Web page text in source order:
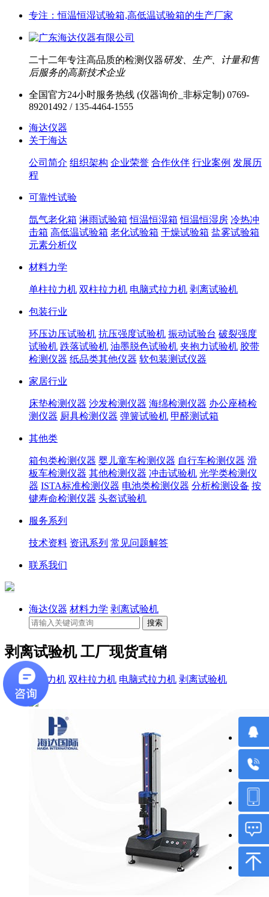
专注：恒温恒湿试验箱,高低温试验箱的生产厂家
二十二年专注高品质的检测仪器研发、生产、计量和售
后服务的高新技术企业
全国官方24小时服务热线 (仪器询价_非标定制) 0769-
89201492 / 135-4464-1555
海达仪器
关于海达
公司简介 组织架构 企业荣誉 合作伙伴 行业案例 发展历
程
可靠性试验
氙气老化箱 淋雨试验箱 恒温恒湿箱 恒温恒湿房 冷热冲
击箱 高低温试验箱 老化试验箱 干燥试验箱 盐雾试验箱
元素分析仪
材料力学
单柱拉力机 双柱拉力机 电脑式拉力机 剥离试验机
包装行业
环压边压试验机 抗压强度试验机 振动试验台 破裂强度
试验机 跌落试验机 油墨脱色试验机 夹抱力试验机 胶带
检测仪器 纸品类其他仪器 软包装测试仪器
家居行业
床垫检测仪器 沙发检测仪器 海绵检测仪器 办公座椅检
测仪器 厨具检测仪器 弹簧试验机 甲醛测试箱
其他类
箱包类检测仪器 婴儿童车检测仪器 自行车检测仪器 滑
板车检测仪器 其他检测仪器 冲击试验机 光学类检测仪
器 ISTA标准检测仪器 电池类检测仪器 分析检测设备 按
键寿命检测仪器 头盔试验机
服务系列
技术资料 资讯系列 常见问题解答
联系我们
海达仪器 材料力学 剥离试验机
剥离试验机 工厂现货直销
单柱拉力机 双柱拉力机 电脑式拉力机 剥离试验机